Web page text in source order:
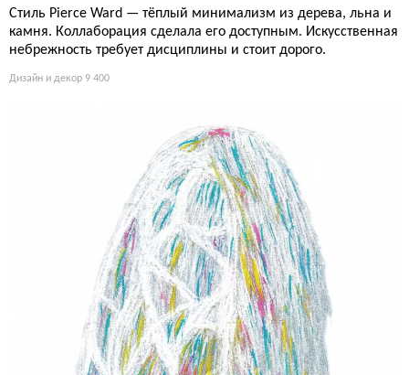
Стиль Pierce Ward — тёплый минимализм из дерева, льна и
камня. Коллаборация сделала его доступным. Искусственная
небрежность требует дисциплины и стоит дорого.
Дизайн и декор 9 400